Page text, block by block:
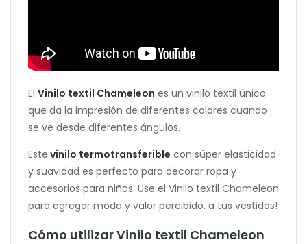
El Vinilo textil Chameleon es un vinilo textil único
que da la impresión de diferentes colores cuando
se ve desde diferentes ángulos.
Este vinilo termotransferible con súper elasticidad
y suavidad es perfecto para decorar ropa y
accesorios para niños. Use el Vinilo textil Chameleon
para agregar moda y valor percibido. a tus vestidos!
Cómo utilizar Vinilo textil Chameleon